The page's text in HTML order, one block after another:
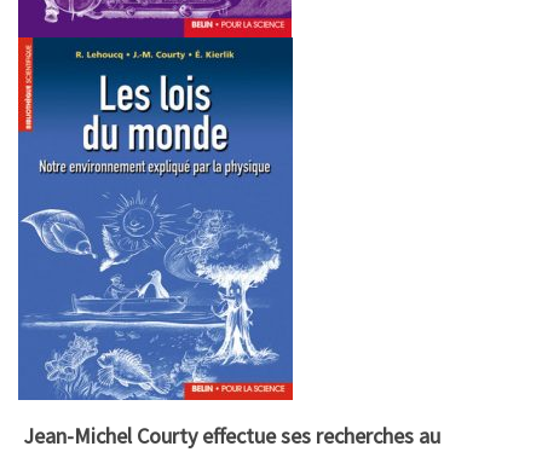
Jean-Michel Courty effectue ses recherches au